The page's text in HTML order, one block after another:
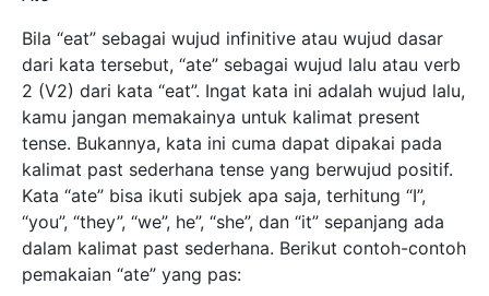
Bila “eat” sebagai wujud infinitive atau wujud dasar
dari kata tersebut, “ate” sebagai wujud lalu atau verb
2 (V2) dari kata “eat”. Ingat kata ini adalah wujud lalu,
kamu jangan memakainya untuk kalimat present
tense. Bukannya, kata ini cuma dapat dipakai pada
kalimat past sederhana tense yang berwujud positif.
Kata “ate” bisa ikuti subjek apa saja, terhitung “I”,
“you”, “they”, “we”, he”, “she”, dan “it” sepanjang ada
dalam kalimat past sederhana. Berikut contoh-contoh
pemakaian “ate” yang pas: